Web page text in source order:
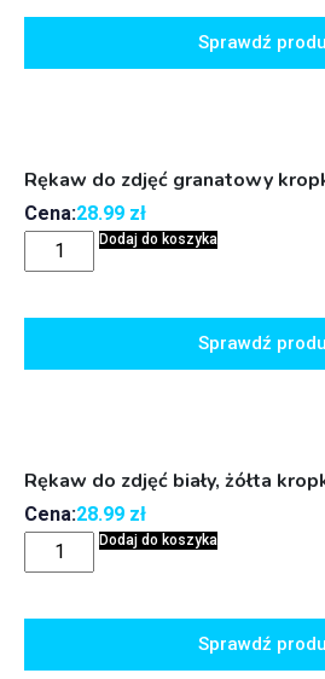
Sprawdź
Rękaw do zdjęć granatowy
Cena:28.99 zł
Dodaj do koszyka
Sprawdź
Rękaw do zdjęć biały, żółta
Cena:28.99 zł
Dodaj do koszyka
Sprawdź